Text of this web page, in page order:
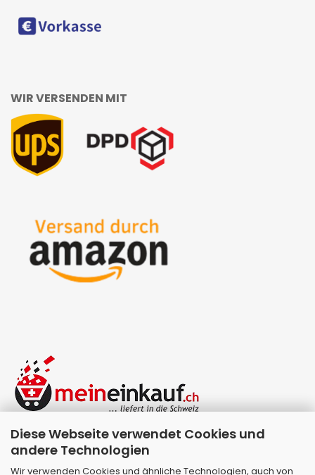
Diese Webseite verwendet Cookies und
andere Technologien
Wir verwenden Cookies und ähnliche Technologien, auch von
WIR VERSENDEN MIT